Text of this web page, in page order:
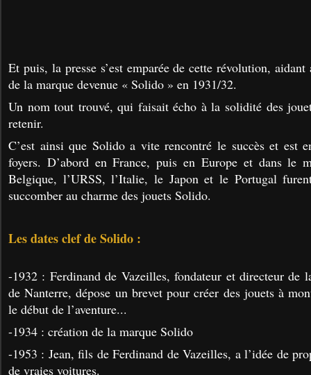
Et puis, la presse s’est emparée de cette révolution,
de la marque devenue « Solido » en 1931/32.
Un nom tout trouvé, qui faisait écho à la solidité des
retenir.
C’est ainsi que Solido a vite rencontré le succès et est
foyers. D’abord en France, puis en Europe et dans le
Belgique, l’URSS, l’Italie, le Japon et le Portugal
succomber au charme des jouets Solido.
Les dates clef de Solido :
-1932 : Ferdinand de Vazeilles, fondateur et directeur de
de Nanterre, dépose un brevet pour créer des jouets à
le début de l’aventure...
-1934 : création de la marque Solido
-1953 : Jean, fils de Ferdinand de Vazeilles, a l’idée de
de vraies voitures.